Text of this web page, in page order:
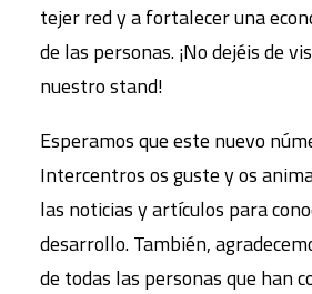
tejer red y a fortalecer una
de las personas. ¡No dejéis de
nuestro stand!
Esperamos que este nuevo
Intercentros os guste y os
las noticias y artículos para
desarrollo. También,
de todas las personas que han